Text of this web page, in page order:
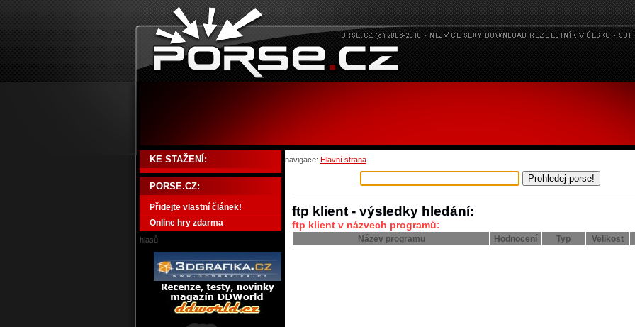
navigace: Hlavní strana
ftp klient - výsledky hledání:
ftp klient v názvech programů:
Název programu Hodnocení Typ Velikost
KE STAŽENÍ:
PORSE.CZ:
Přidejte vlastní článek!
Online hry zdarma
hlasů